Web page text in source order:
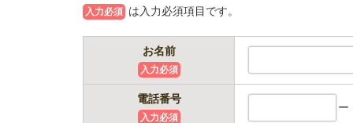
入力必須 は入力必須項目です。
お名前
入力必須
電話番号
入力必須
ー